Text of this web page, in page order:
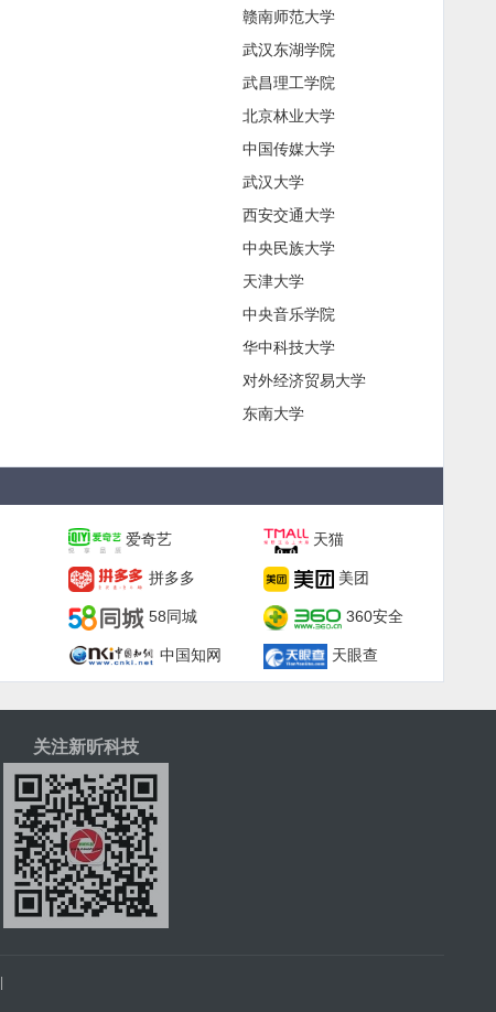
赣南师范大学
武汉东湖学院
武昌理工学院
北京林业大学
中国传媒大学
武汉大学
西安交通大学
中央民族大学
天津大学
中央音乐学院
华中科技大学
对外经济贸易大学
东南大学
爱奇艺 天猫
拼多多 美团
58同城 360安全
中国知网 天眼查
关注新昕科技